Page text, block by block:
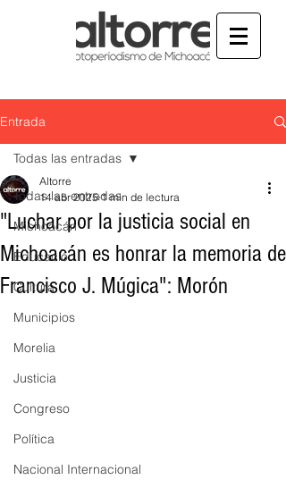
Entrada
Todas las entradas
Michoacán
Educación
Cultura
Municipios
Morelia
Justicia
Congreso
Política
Nacional Internacional
Todas las entradas
"Luchar por la justicia social en
Michoacán es honrar la memoria de
Francisco J. Múgica": Morón
Altorre
14 abr 2025 1 min de lectura